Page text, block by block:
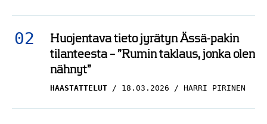
Huojentava tieto jyrätyn Ässä-pakin
tilanteesta – ”Rumin taklaus, jonka olen
nähnyt”
HAASTATTELUT 18.03.2026 HARRI PIRINEN